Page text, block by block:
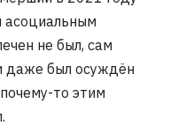
асоциальным
не был, сам
даже был осуждён
то этим